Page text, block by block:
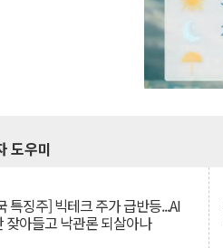
도우미
특징주] 빅테크 주가 급반등...AI
잦아들고 낙관론 되살아나